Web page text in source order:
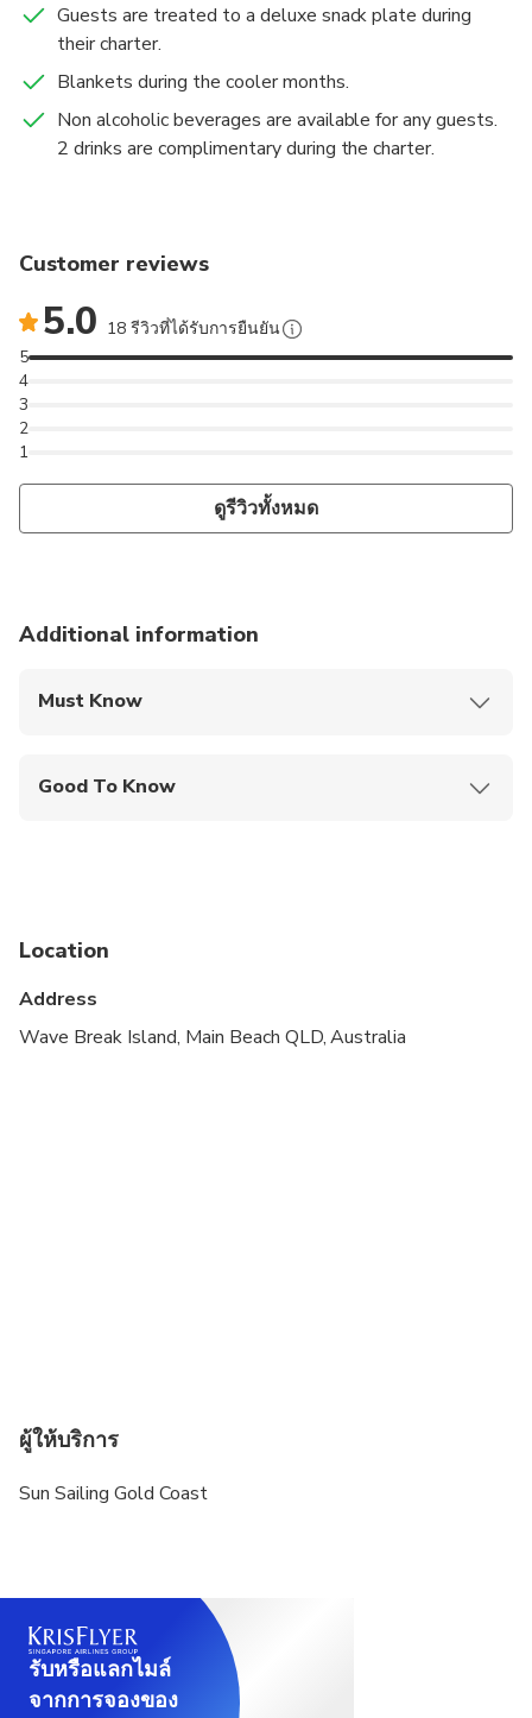
Guests are treated to a deluxe snack plate during
their charter.
Blankets during the cooler months.
Non alcoholic beverages are available for any guests.
2 drinks are complimentary during the charter.
Customer reviews
5.0 18 รีวิวที่ได้รับการยืนยัน
1
2
3
4
5
ดูรีวิวทั้งหมด
Additional information
Must Know
Good To Know
Public transportation options are available nearby
Suitable for all physical fitness levels
Location
Address
Wave Break Island, Main Beach QLD, Australia
ผู้ให้บริการ
Sun Sailing Gold Coast
รับหรือแลกไมล์
จากการจองของ